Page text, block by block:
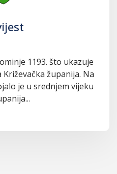
1193. što ukazuje
županija. Na
je u srednjem vijeku